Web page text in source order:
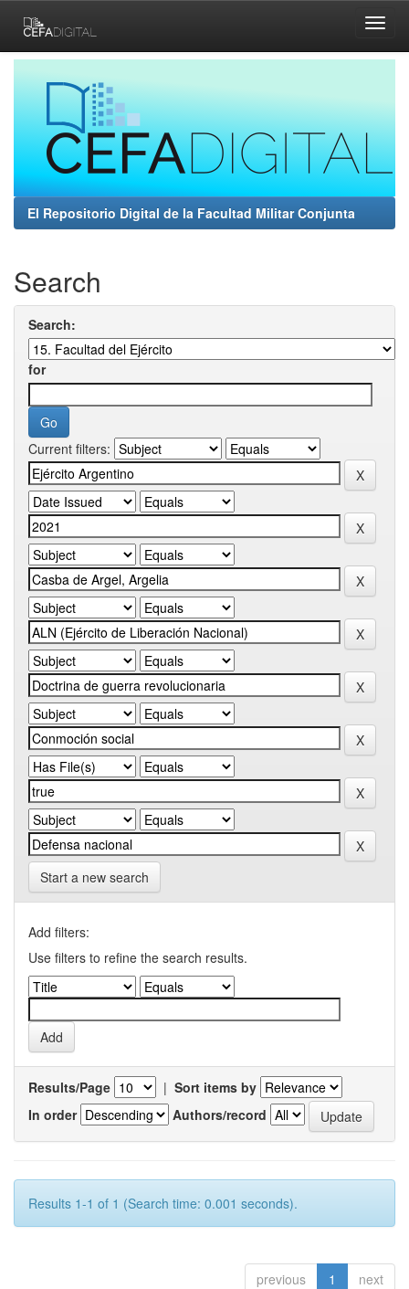
navigation
El Repositorio Digital de la Facultad Militar Conjunta
Search
Search:
for
Current filters:
Start a new search
Add filters:
Use filters to refine the search results.
Results/Page | Sort items by
In order
Authors/record
Results 1-1 of 1 (Search time: 0.001 seconds).
previous 1 next